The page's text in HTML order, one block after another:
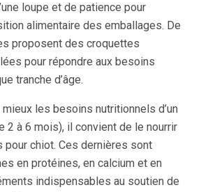
loupe et de patience pour
alimentaire des emballages. De
proposent des croquettes
pour répondre aux besoins
tranche d’âge.
les besoins nutritionnels d’un
2 à 6 mois), il convient de le nourrir
chiot. Ces dernières sont
en protéines, en calcium et en
indispensables au soutien de